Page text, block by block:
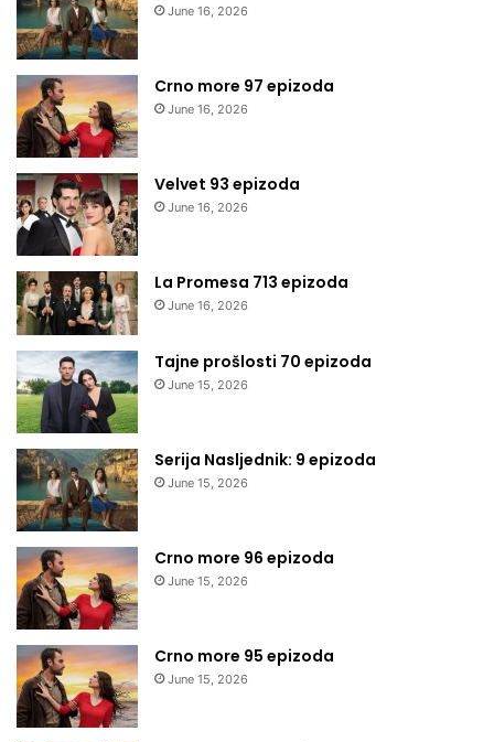
June 16, 2026
Crno more 97 epizoda
June 16, 2026
Velvet 93 epizoda
June 16, 2026
La Promesa 713 epizoda
June 16, 2026
Tajne prošlosti 70 epizoda
June 15, 2026
Serija Nasljednik: 9 epizoda
June 15, 2026
Crno more 96 epizoda
June 15, 2026
Crno more 95 epizoda
June 15, 2026